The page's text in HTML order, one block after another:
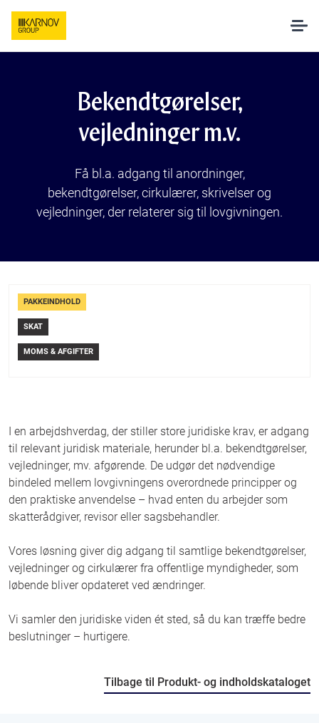
Pakker og priser
Undervisning
Bøger
Bekendtgørelser,
vejledninger m.v.
Få bl.a. adgang til anordninger,
bekendtgørelser, cirkulærer, skrivelser og
vejledninger, der relaterer sig til lovgivningen.
I en arbejdshverdag, der stiller store juridiske krav, er adgang
til relevant juridisk materiale, herunder bl.a. bekendtgørelser,
vejledninger, mv. afgørende. De udgør det nødvendige
bindeled mellem lovgivningens overordnede principper og
den praktiske anvendelse – hvad enten du arbejder som
skatterådgiver, revisor eller sagsbehandler.
Vores løsning giver dig adgang til samtlige bekendtgørelser,
vejledninger og cirkulærer fra offentlige myndigheder, som
løbende bliver opdateret ved ændringer.
Vi samler den juridiske viden ét sted, så du kan træffe bedre
beslutninger – hurtigere.
Tilbage til Produkt- og indholdskataloget
PAKKEINDHOLD
SKAT
MOMS & AFGIFTER